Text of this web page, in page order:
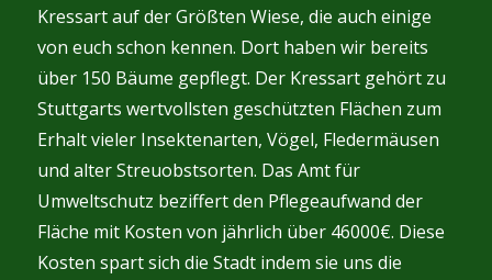
Kressart auf der Größten Wiese, die auch einige
von euch schon kennen. Dort haben wir bereits
über 150 Bäume gepflegt. Der Kressart gehört zu
Stuttgarts wertvollsten geschützten Flächen zum
Erhalt vieler Insektenarten, Vögel, Fledermäusen
und alter Streuobstsorten. Das Amt für
Umweltschutz beziffert den Pflegeaufwand der
Fläche mit Kosten von jährlich über 46000€. Diese
Kosten spart sich die Stadt indem sie uns die